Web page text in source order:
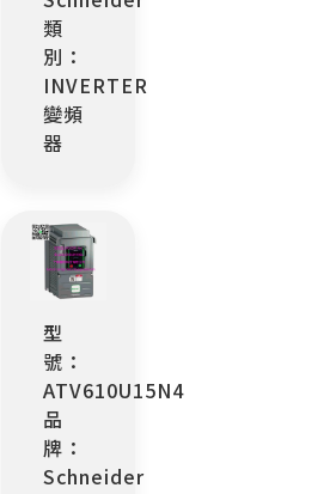
類
別：
INVERTER
變頻
器
型
號：
ATV610U15N4
品
牌：
Schneider